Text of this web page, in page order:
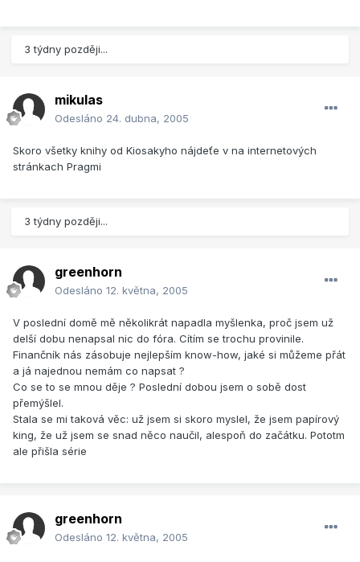
3 týdny později...
mikulas
Odesláno 24. dubna, 2005
Skoro všetky knihy od Kiosakyho nájdeťe v na internetových
stránkach Pragmi
3 týdny později...
greenhorn
Odesláno 12. května, 2005
V poslední domě mě několikrát napadla myšlenka, proč jsem už
delší dobu nenapsal nic do fóra. Cítím se trochu provinile.
Finančník nás zásobuje nejlepším know-how, jaké si můžeme přát
a já najednou nemám co napsat ?
Co se to se mnou děje ? Poslední dobou jsem o sobě dost
přemýšlel.
Stala se mi taková věc: už jsem si skoro myslel, že jsem papírový
king, že už jsem se snad něco naučil, alespoň do začátku. Pototm
ale přišla série
greenhorn
Odesláno 12. května, 2005